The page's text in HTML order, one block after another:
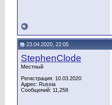
23.04.2020, 22:05
StephenClode
Местный
Регистрация: 10.03.2020
Адрес: Russia
Сообщений: 11,258